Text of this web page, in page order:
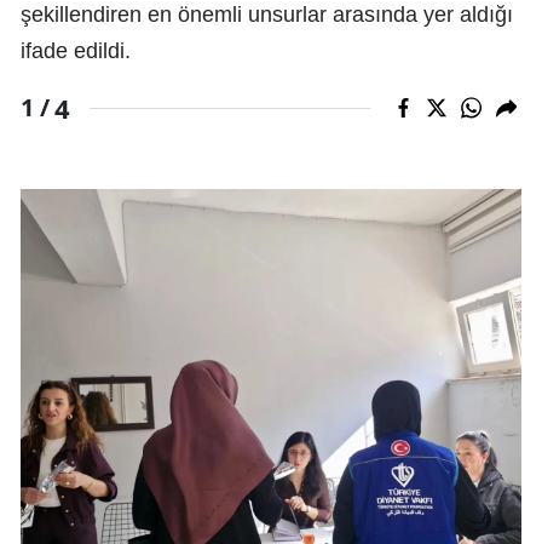
şekillendiren en önemli unsurlar arasında yer aldığı
ifade edildi.
1 /4